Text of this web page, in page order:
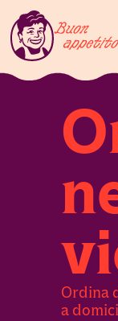
Ordina
a